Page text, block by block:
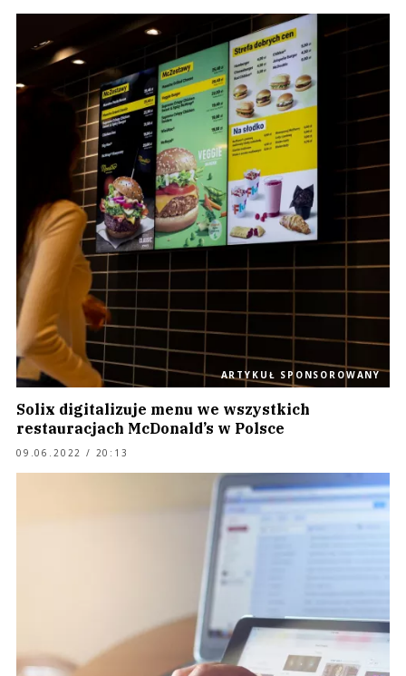
ARTYKUŁ SPONSOROWANY
Solix digitalizuje menu we wszystkich
restauracjach McDonald’s w Polsce
09.06.2022 / 20:13